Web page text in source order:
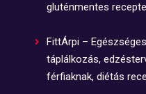
gluténmentes
FittÁrpi –
táplálkozás,
férfiaknak, diétás